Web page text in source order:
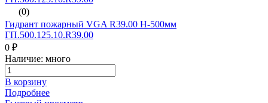
(0)
Гидрант пожарный VGA R39.00 H-500мм
ГП.500.125.10.R39.00
0 ₽
Наличие: много
В корзину
Подробнее